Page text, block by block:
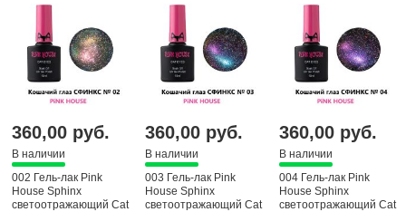
360,00 руб.
В наличии
002 Гель-лак Pink
House Sphinx
светоотражающий Cat
360,00 руб.
В наличии
003 Гель-лак Pink
House Sphinx
светоотражающий Cat
360,00 руб.
В наличии
004 Гель-лак Pink
House Sphinx
светоотражающий Cat